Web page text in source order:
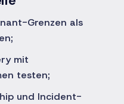
Grenzen als
mit
testen;
und Incident-